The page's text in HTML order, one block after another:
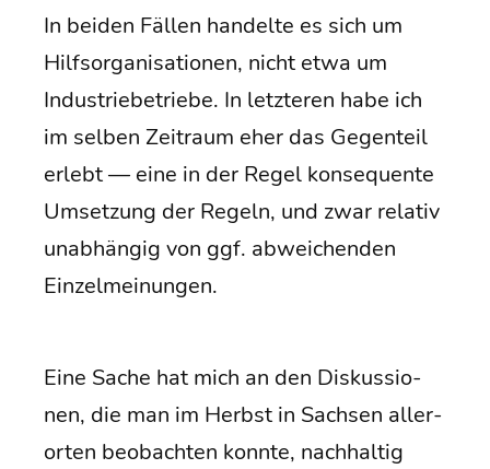
In bei­den Fäl­len han­del­te es sich um
Hilfs­or­ga­ni­sa­tio­nen, nicht etwa um
Indus­trie­be­trie­be. In letz­te­ren habe ich
im sel­ben Zeit­raum eher das Gegen­teil
erlebt — eine in der Regel kon­se­quen­te
Umset­zung der Regeln, und zwar rela­tiv
unab­hän­gig von ggf. abwei­chen­den
Einzelmeinungen.
Eine Sache hat mich an den Dis­kus­sio­
nen, die man im Herbst in Sach­sen aller­
or­ten beob­ach­ten konn­te, nach­hal­tig